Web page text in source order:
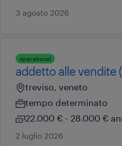
3 agosto 2026
operational
addetto alle vendite
treviso, veneto
tempo determinato
22.000 € - 28.000 €
2 luglio 2026